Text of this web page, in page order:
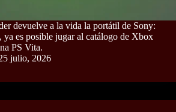
devuelve a la vida la portátil de Sony:
ya es posible jugar al catálogo de Xbox
PS Vita.
julio, 2026